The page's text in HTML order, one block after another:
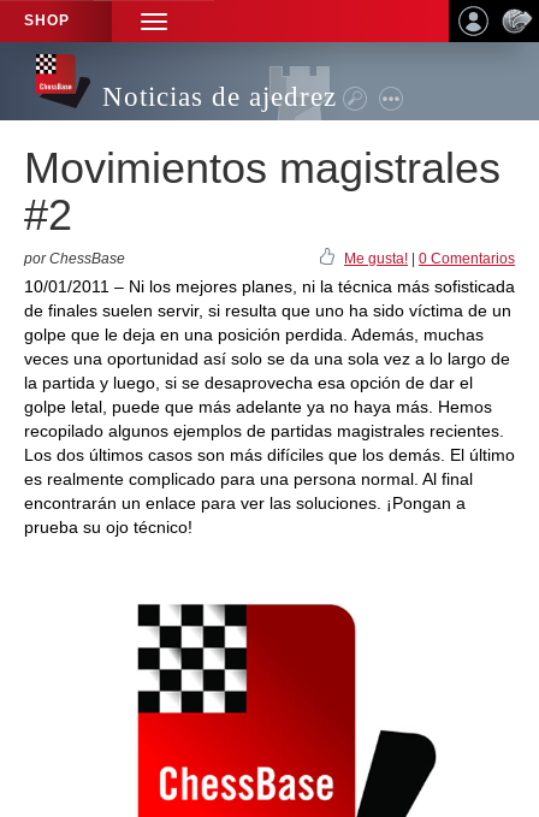
SHOP
TOGGLE
NAVIGATION
Noticias de ajedrez
Movimientos magistrales
#2
por ChessBase Me gusta! 0 Comentarios
10/01/2011 – Ni los mejores planes, ni la técnica más sofisticada
de finales suelen servir, si resulta que uno ha sido víctima de un
golpe que le deja en una posición perdida. Además, muchas
veces una oportunidad así solo se da una sola vez a lo largo de
la partida y luego, si se desaprovecha esa opción de dar el
golpe letal, puede que más adelante ya no haya más. Hemos
recopilado algunos ejemplos de partidas magistrales recientes.
Los dos últimos casos son más difíciles que los demás. El último
es realmente complicado para una persona normal. Al final
encontrarán un enlace para ver las soluciones. ¡Pongan a
prueba su ojo técnico!